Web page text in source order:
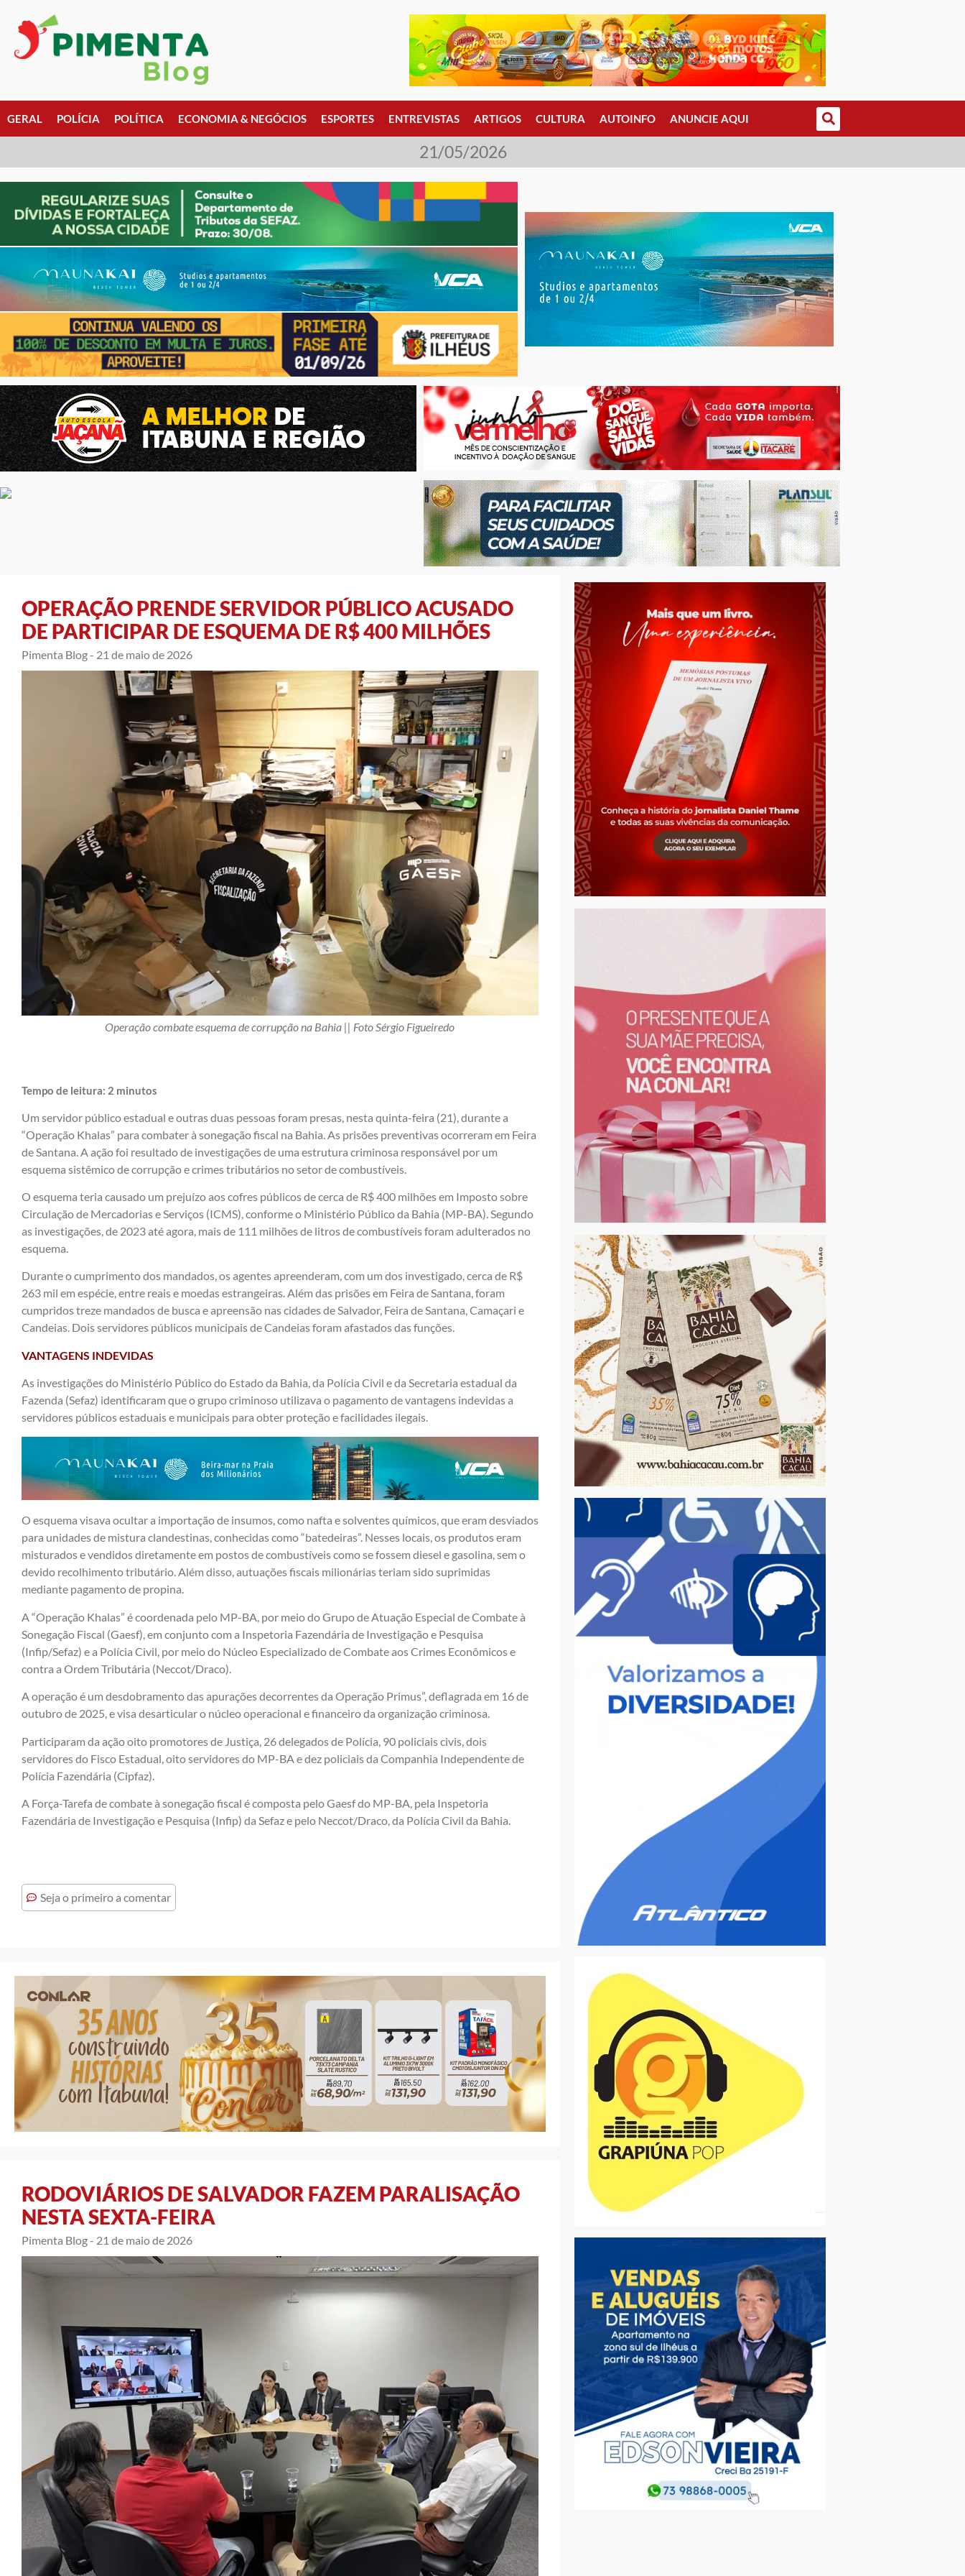
GERAL POLÍCIA POLÍTICA ECONOMIA & NEGÓCIOS ESPORTES ENTREVISTAS ARTIGOS CULTURA AUTOINFO ANUNCIE AQUI
21/05/2026
OPERAÇÃO PRENDE SERVIDOR PÚBLICO ACUSADO
DE PARTICIPAR DE ESQUEMA DE R$ 400 MILHÕES
Pimenta Blog - 21 de maio de 2026
Operação combate esquema de corrupção na Bahia || Foto Sérgio Figueiredo
Tempo de leitura: 2 minutos
Um servidor público estadual e outras duas pessoas foram presas, nesta quinta-feira (21), durante a
“Operação Khalas” para combater à sonegação fiscal na Bahia. As prisões preventivas ocorreram em Feira
de Santana. A ação foi resultado de investigações de uma estrutura criminosa responsável por um
esquema sistêmico de corrupção e crimes tributários no setor de combustíveis.
O esquema teria causado um prejuízo aos cofres públicos de cerca de R$ 400 milhões em Imposto sobre
Circulação de Mercadorias e Serviços (ICMS), conforme o Ministério Público da Bahia (MP-BA). Segundo
as investigações, de 2023 até agora, mais de 111 milhões de litros de combustíveis foram adulterados no
esquema.
Durante o cumprimento dos mandados, os agentes apreenderam, com um dos investigado, cerca de R$
263 mil em espécie, entre reais e moedas estrangeiras. Além das prisões em Feira de Santana, foram
cumpridos treze mandados de busca e apreensão nas cidades de Salvador, Feira de Santana, Camaçari e
Candeias. Dois servidores públicos municipais de Candeias foram afastados das funções.
VANTAGENS INDEVIDAS
As investigações do Ministério Público do Estado da Bahia, da Polícia Civil e da Secretaria estadual da
Fazenda (Sefaz) identificaram que o grupo criminoso utilizava o pagamento de vantagens indevidas a
servidores públicos estaduais e municipais para obter proteção e facilidades ilegais.
O esquema visava ocultar a importação de insumos, como nafta e solventes químicos, que eram desviados
para unidades de mistura clandestinas, conhecidas como “batedeiras”. Nesses locais, os produtos eram
misturados e vendidos diretamente em postos de combustíveis como se fossem diesel e gasolina, sem o
devido recolhimento tributário. Além disso, autuações fiscais milionárias teriam sido suprimidas
mediante pagamento de propina.
A “Operação Khalas” é coordenada pelo MP-BA, por meio do Grupo de Atuação Especial de Combate à
Sonegação Fiscal (Gaesf), em conjunto com a Inspetoria Fazendária de Investigação e Pesquisa
(Infip/Sefaz) e a Polícia Civil, por meio do Núcleo Especializado de Combate aos Crimes Econômicos e
contra a Ordem Tributária (Neccot/Draco).
A operação é um desdobramento das apurações decorrentes da Operação Primus”, deflagrada em 16 de
outubro de 2025, e visa desarticular o núcleo operacional e financeiro da organização criminosa.
Participaram da ação oito promotores de Justiça, 26 delegados de Polícia, 90 policiais civis, dois
servidores do Fisco Estadual, oito servidores do MP-BA e dez policiais da Companhia Independente de
Polícia Fazendária (Cipfaz).
A Força-Tarefa de combate à sonegação fiscal é composta pelo Gaesf do MP-BA, pela Inspetoria
Fazendária de Investigação e Pesquisa (Infip) da Sefaz e pelo Neccot/Draco, da Polícia Civil da Bahia.
Seja o primeiro a comentar
RODOVIÁRIOS DE SALVADOR FAZEM PARALISAÇÃO
NESTA SEXTA-FEIRA
Pimenta Blog - 21 de maio de 2026